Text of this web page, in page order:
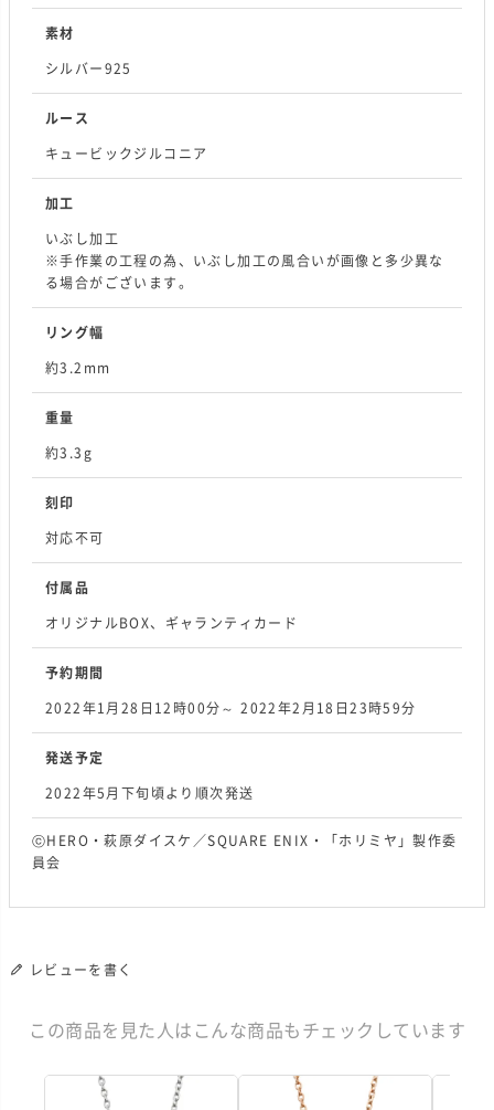
素材
シルバー925
ルース
キュービックジルコニア
加工
いぶし加工
※手作業の工程の為、いぶし加工の風合いが画像と多少異な
る場合がございます。
リング幅
約3.2mm
重量
約3.3g
刻印
対応不可
付属品
オリジナルBOX、ギャランティカード
予約期間
2022年1月28日12時00分～ 2022年2月18日23時59分
発送予定
2022年5月下旬頃より順次発送
ⓒHERO・萩原ダイスケ／SQUARE ENIX・「ホリミヤ」製作委
員会
レビューを書く
この商品を見た人はこんな商品もチェックしています